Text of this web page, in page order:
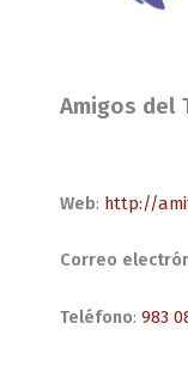
Amigos del
Web: http://
Correo
Teléfono: 983